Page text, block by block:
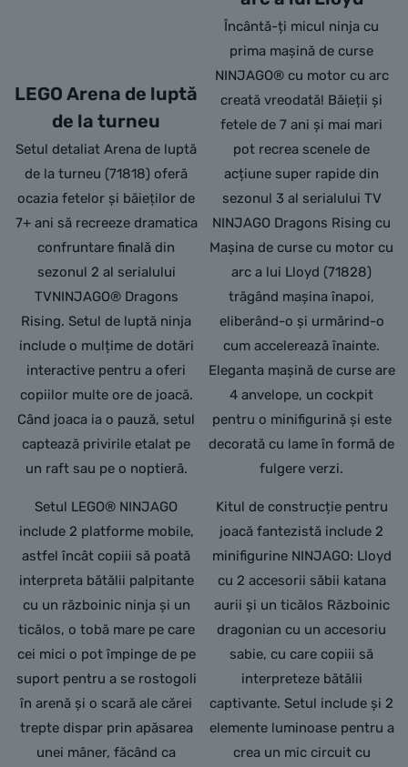
LEGO Arena de luptă
de la turneu
Setul detaliat Arena de luptă
de la turneu (71818) oferă
ocazia fetelor și băieților de
7+ ani să recreeze dramatica
confruntare finală din
sezonul 2 al serialului
TVNINJAGO® Dragons
Rising. Setul de luptă ninja
include o mulțime de dotări
interactive pentru a oferi
copiilor multe ore de joacă.
Când joaca ia o pauză, setul
captează privirile etalat pe
un raft sau pe o noptieră.
Setul LEGO® NINJAGO
include 2 platforme mobile,
astfel încât copiii să poată
interpreta bătălii palpitante
cu un războinic ninja și un
ticălos, o tobă mare pe care
cei mici o pot împinge de pe
suport pentru a se rostogoli
în arenă și o scară ale cărei
trepte dispar prin apăsarea
unei mâner, făcând ca
Încântă-ți micul ninja cu
prima mașină de curse
NINJAGO® cu motor cu arc
creată vreodată! Băieții și
fetele de 7 ani și mai mari
pot recrea scenele de
acțiune super rapide din
sezonul 3 al serialului TV
NINJAGO Dragons Rising cu
Mașina de curse cu motor cu
arc a lui Lloyd (71828)
trăgând mașina înapoi,
eliberând-o și urmărind-o
cum accelerează înainte.
Eleganta mașină de curse are
4 anvelope, un cockpit
pentru o minifigurină și este
decorată cu lame în formă de
fulgere verzi.
Kitul de construcție pentru
joacă fantezistă include 2
minifigurine NINJAGO: Lloyd
cu 2 accesorii săbii katana
aurii și un ticălos Războinic
dragonian cu un accesoriu
sabie, cu care copiii să
interpreteze bătălii
captivante. Setul include și 2
elemente luminoase pentru a
crea un mic circuit cu